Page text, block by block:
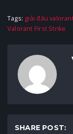
Tags: giải đấu
Valorant First Strike
SHARE POST: